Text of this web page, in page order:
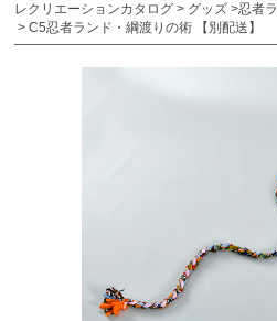
レクリエーションカタログ > グッズ >忍者
>C5忍者ランド・綱渡りの術 【別配送】